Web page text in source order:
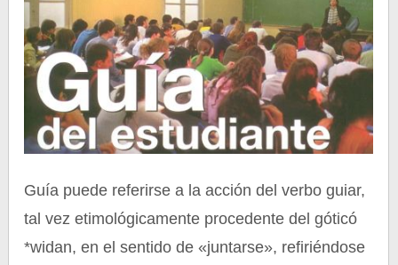
Guía puede referirse a la acción del verbo guiar,
tal vez etimológicamente procedente del góticó
*widan, en el sentido de «juntarse», refiriéndose